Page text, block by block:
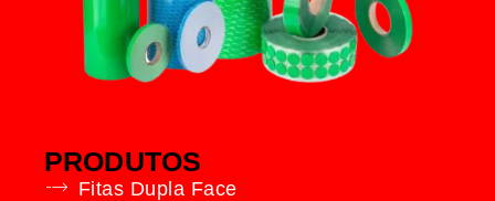
PRODUTOS
Fitas Dupla Face